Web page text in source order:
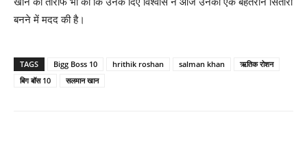
बनने में मदद की है।
TAGS Bigg Boss 10 hrithik roshan salman khan
ऋतिक रोशन
बिग बॉस 10
सलमान खान